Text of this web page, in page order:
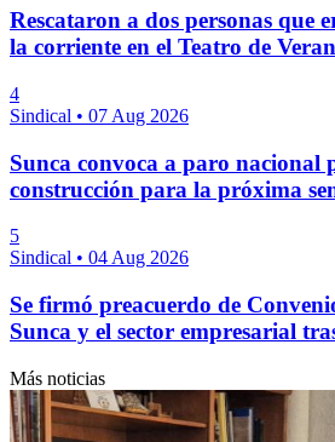
Rescataron a dos personas que
la corriente en el Teatro de
4
Sindical • 07 Aug 2026
Sunca convoca a paro nacional
construcción para la próxima
5
Sindical • 04 Aug 2026
Se firmó preacuerdo de
Sunca y el sector empresarial
Más noticias